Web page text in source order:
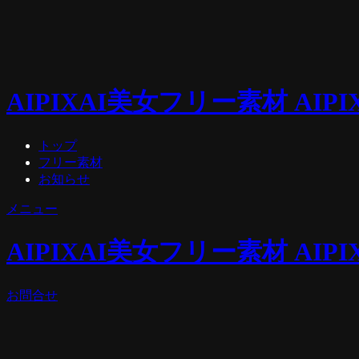
AIPIXAI美女フリー素材
トップ
フリー素材
お知らせ
メニュー
AIPIXAI美女フリー素材
お問合せ